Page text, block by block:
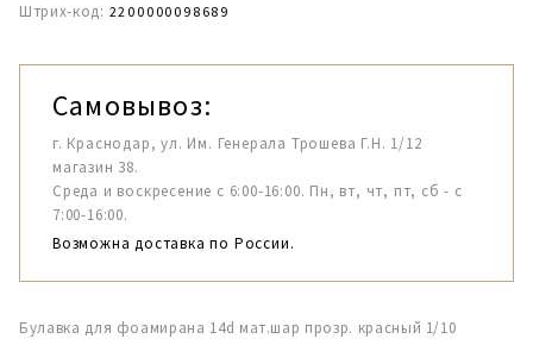
Штрих-код: 2200000098689
Самовывоз:
г. Краснодар, ул. Им. Генерала Трошева Г.Н. 1/12
магазин 38.
Среда и воскресение с 6:00-16:00. Пн, вт, чт, пт, сб - с
7:00-16:00.
Возможна доставка по России.
Булавка для фоамирана 14d мат.шар прозр. красный 1/10